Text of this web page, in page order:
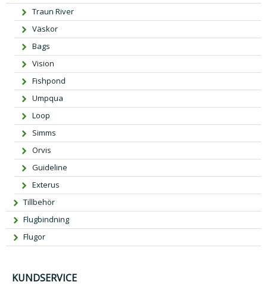
Traun River
Väskor
Bags
Vision
Fishpond
Umpqua
Loop
Simms
Orvis
Guideline
Exterus
Tillbehör
Flugbindning
Flugor
KUNDSERVICE